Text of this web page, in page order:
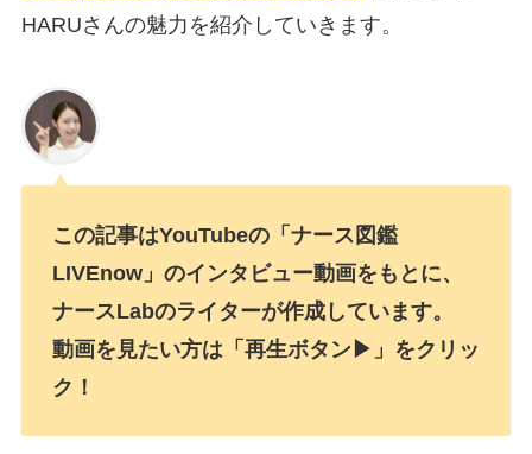
HARUさんの魅力を紹介していきます。
この記事はYouTubeの「ナース図鑑
LIVEnow」のインタビュー動画をもとに、
ナースLabのライターが作成しています。
動画を見たい方は「再生ボタン▶」をクリッ
ク！